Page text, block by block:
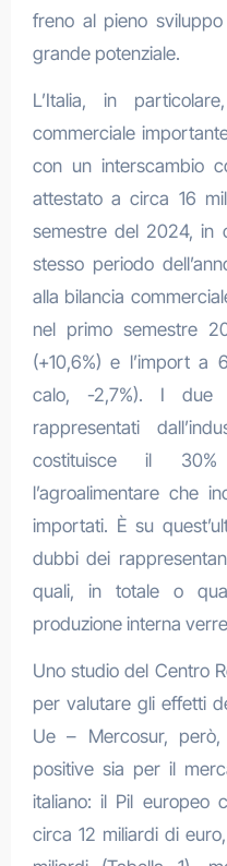
freno al pieno
grande potenziale.
L’Italia, in
commerciale
con un interscambio
attestato a circa 16
semestre del 2024, in
stesso periodo
alla bilancia
nel primo semestre
(+10,6%) e l’import a
calo, -2,7%). I due
rappresentati
costituisce il
l’agroalimentare che
importati. È su
dubbi dei
quali, in totale o
produzione interna
Uno studio del Centro
per valutare gli effetti
Ue – Mercosur, però,
positive sia per il
italiano: il Pil europeo
circa 12 miliardi di